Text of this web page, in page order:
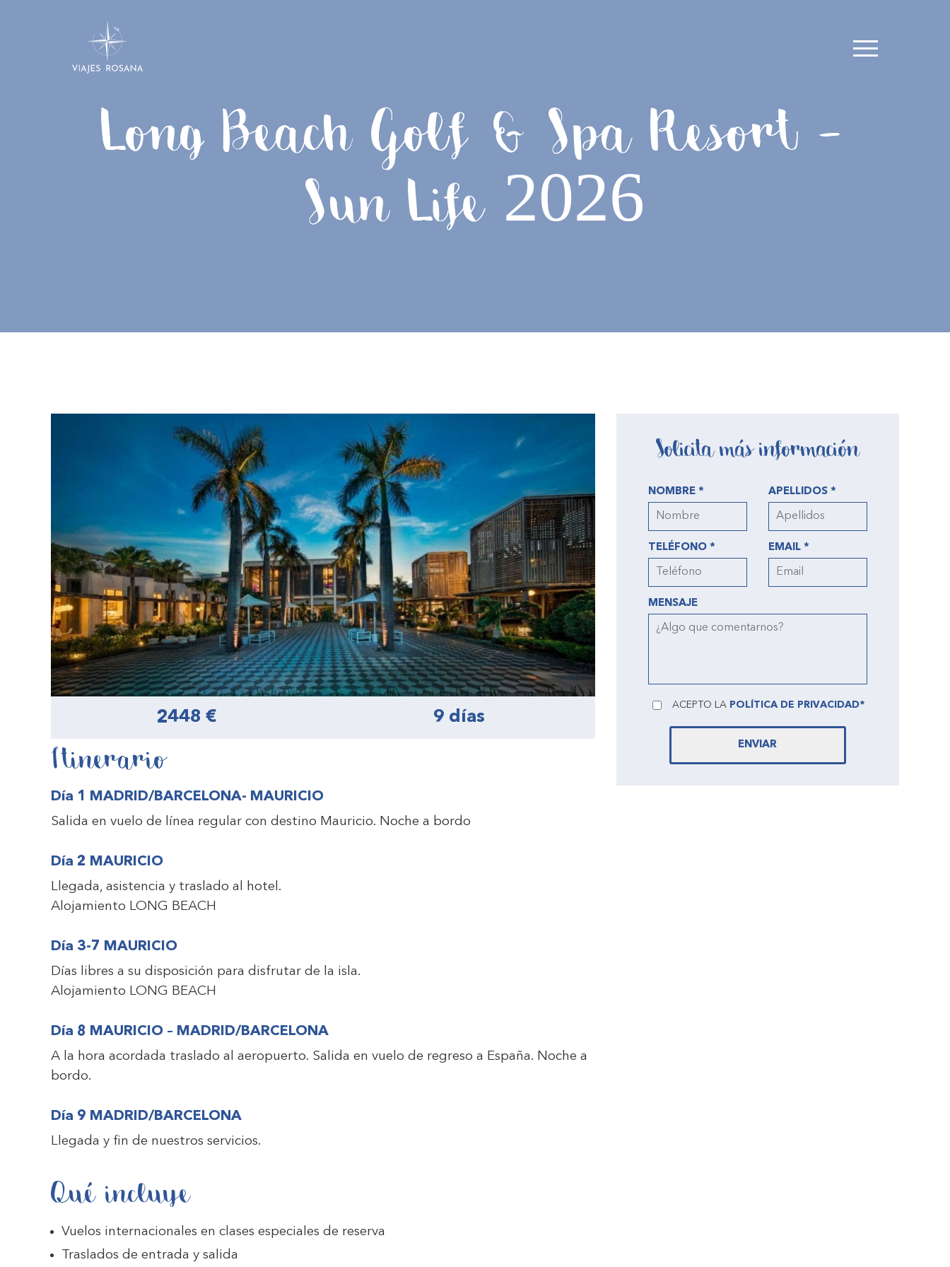
Long Beach Golf & Spa Resort –
Sun Life 2026
2448 € 9 días
Itinerario
Día 1 MADRID/BARCELONA- MAURICIO
Salida en vuelo de línea regular con destino Mauricio. Noche a bordo
Día 2 MAURICIO
Llegada, asistencia y traslado al hotel.
Alojamiento LONG BEACH
Día 3-7 MAURICIO
Días libres a su disposición para disfrutar de la isla.
Alojamiento LONG BEACH
Día 8 MAURICIO – MADRID/BARCELONA
A la hora acordada traslado al aeropuerto. Salida en vuelo de regreso a España. Noche a
bordo.
Día 9 MADRID/BARCELONA
Llegada y fin de nuestros servicios.
Qué incluye
Vuelos internacionales en clases especiales de reserva
Traslados de entrada y salida
Solicita más información
NOMBRE * APELLIDOS *
TELÉFONO * EMAIL *
MENSAJE
ACEPTO LA POLÍTICA DE PRIVACIDAD*
ENVIAR